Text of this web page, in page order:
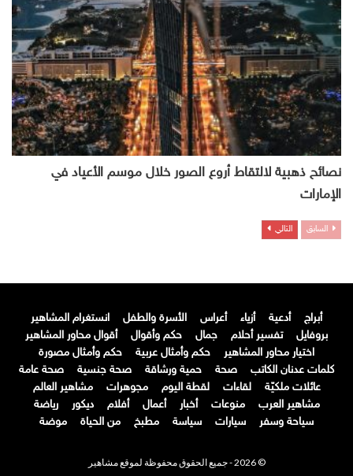
نصائح ذهبية لالتقاط أروع الصور خلال موسم الأعياد في
الإمارات
السابق التالي
أبراج أدعية أزياء أعراس الأسرة والطفل
انستغرام المشاهير
بروفايل
تفسير أحلام جمال حكم وأقوال
أقوال محاور المشاهير
اختيار محاور المشاهير
حكم وأمثال عربية
حكم وأمثال مصورة
كلمات عدنان الكاتب
صحة حمية ورشاقة صحة جنسية
صحة عامة
عائلات ملكيّة
لقاءات لقطة اليوم مجوهرات
مشاهير العالم
مشاهير العرب
منوعات أخبار أعمال أفلام ديكور
رياضة
سياحة وسفر
سيارات سياسة مطبخ من الحياة موضة
© 2026 - جميع الحقوق محفوظة لموقع مشاهير